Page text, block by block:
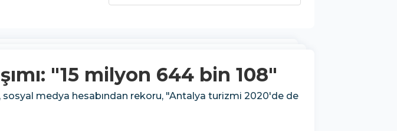
"15 milyon 644 bin 108"
sosyal medya hesabından rekoru, "Antalya turizmi 2020'de de